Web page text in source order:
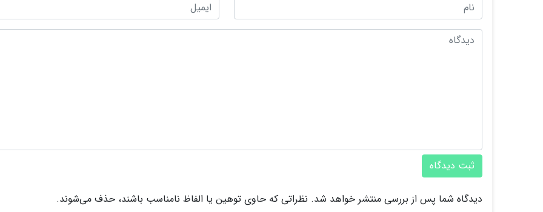
ثبت دیدگاه
دیدگاه شما پس از بررسی منتشر خواهد شد. نظراتی که حاوی توهین یا الفاظ نامناسب باشند، حذف می‌شوند.